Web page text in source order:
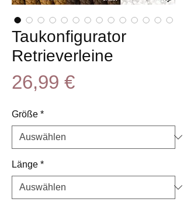
Taukonfigurator
Retrieverleine
26,99 €Preis
Größe *
Länge *